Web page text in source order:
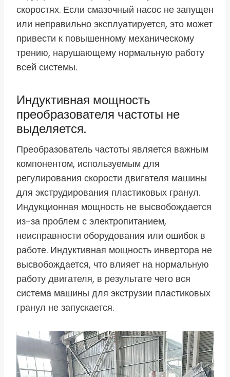
скоростях. Если смазочный насос не запущен
или неправильно эксплуатируется, это может
привести к повышенному механическому
трению, нарушающему нормальную работу
всей системы.
Индуктивная мощность
преобразователя частоты не
выделяется.
Преобразователь частоты является важным
компонентом, используемым для
регулирования скорости двигателя машины
для экструдирования пластиковых гранул.
Индукционная мощность не высвобождается
из-за проблем с электропитанием,
неисправности оборудования или ошибок в
работе. Индуктивная мощность инвертора не
высвобождается, что влияет на нормальную
работу двигателя, в результате чего вся
система машины для экструзии пластиковых
гранул не запускается.